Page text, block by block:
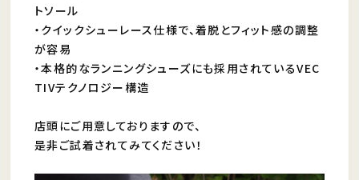
トソール
・クイックシューレース仕様で、着脱とフィット感の調整
が容易
・本格的なランニングシューズにも採用されているVEC
TIVテクノロジー構造
店頭にご用意しておりますので、
是非ご試着されてみてください！